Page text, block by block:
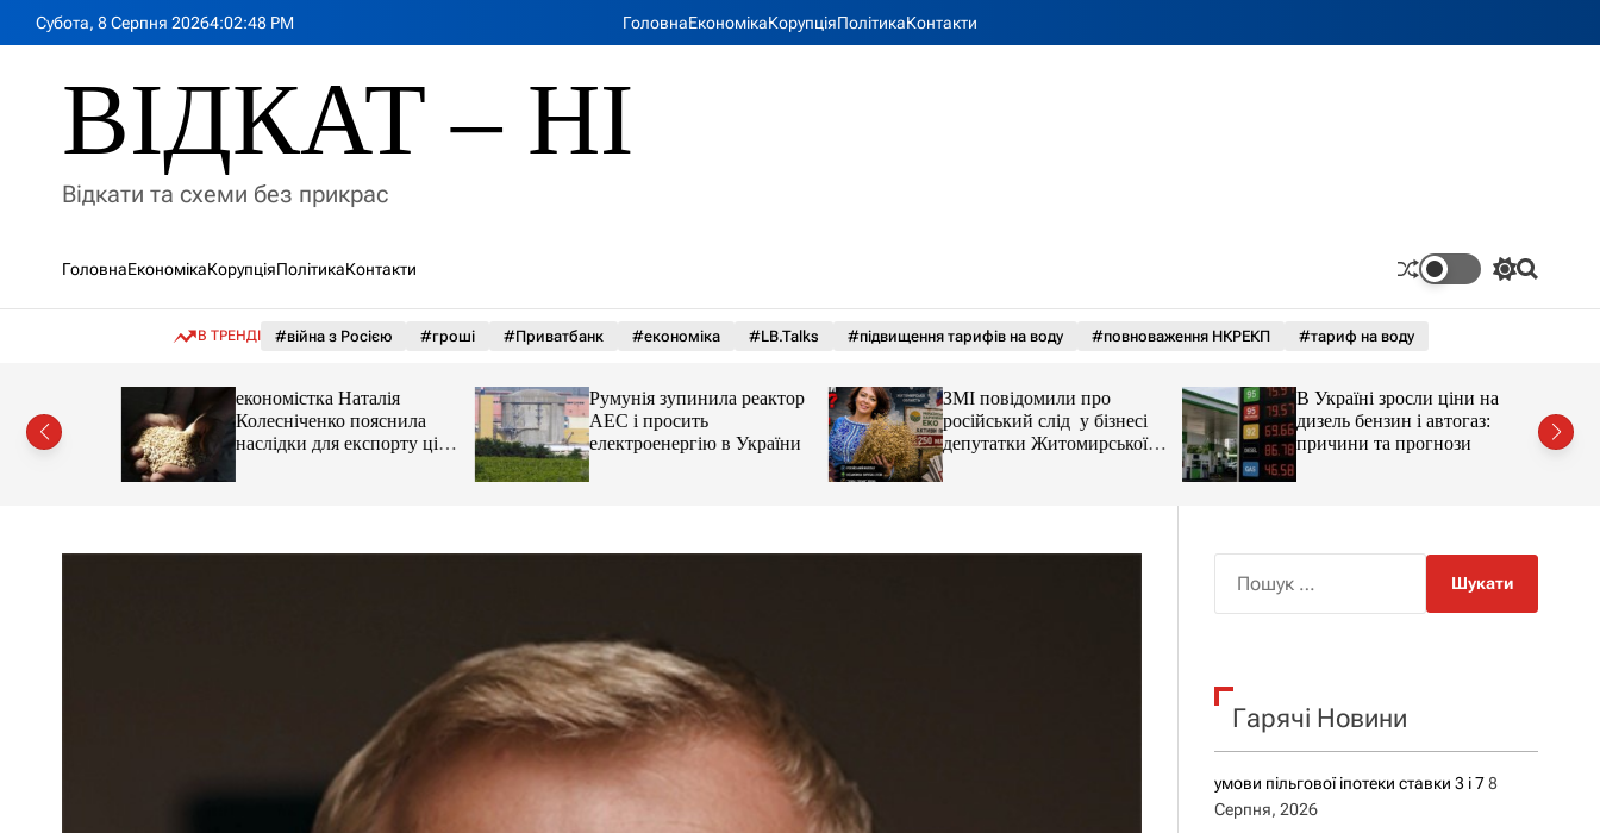
Субота, 8 Серпня 20264:02:50 PM ГоловнаЕкономікаКорупціяПолітикаКонтакти
ВІДКАТ – НІ
Відкати та схеми без прикрас
ГоловнаЕкономікаКорупціяПолітикаКонтакти
П
к
а
ч
р
о
у
П
В ТРЕНДІ #війна з Росією #гроші #Приватбанк #економіка #LB.Talks #підвищення тарифів на воду #повноваження НКРЕКП #тариф на воду
економістка Наталія
Колесніченко пояснила
наслідки для експорту цін і
курсу
Румунія зупинила реактор
АЕС і просить
електроенергію в України
ЗМІ повідомили про
російський слід у бізнесі
депутатки Житомирської
облради Ірини Костюшко
та чому можуть арештувати
В Україні зросли ціни на
дизель бензин і автогаз:
причини та прогнози
к
Гарячі Новини
умови пільгової іпотеки ставки 3 і 7 8
Серпня, 2026